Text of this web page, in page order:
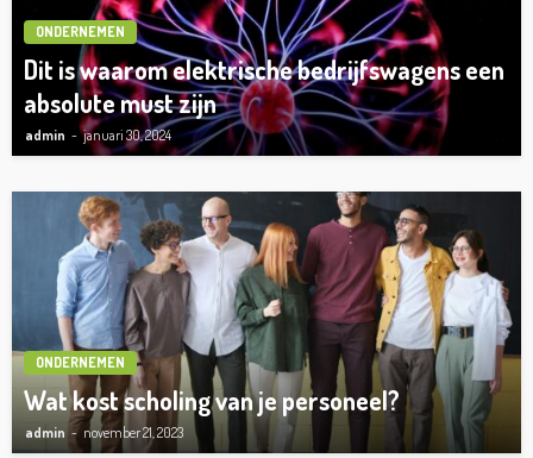
ONDERNEMEN
Dit is waarom elektrische bedrijfswagens een
absolute must zijn
admin januari 30, 2024
ONDERNEMEN
Wat kost scholing van je personeel?
admin november 21, 2023